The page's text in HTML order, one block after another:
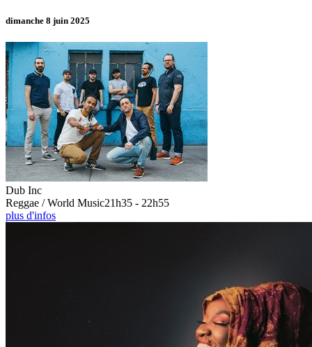
dimanche 8 juin 2025
Dub Inc
Reggae / World Music21h35 - 22h55
plus d'infos